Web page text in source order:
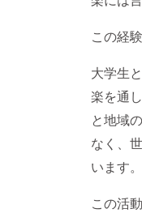
この経
大学生
楽を通
と地域
なく、
います。
この活